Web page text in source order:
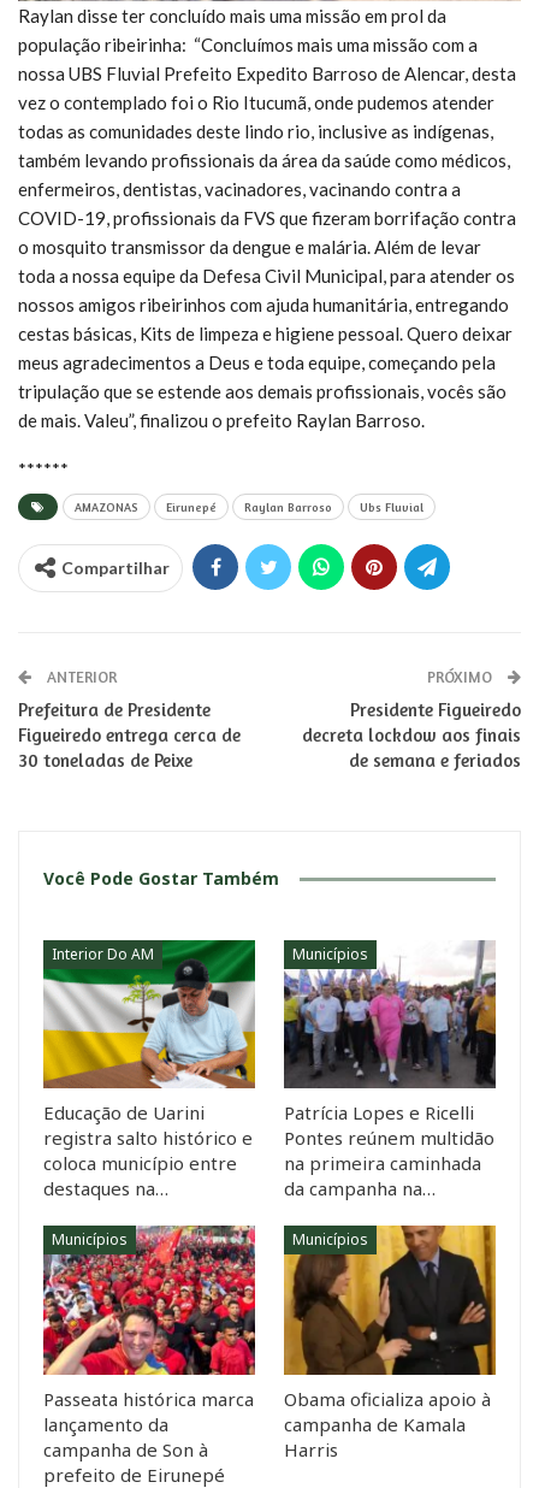
Raylan disse ter concluído mais uma missão em prol da
população ribeirinha: “Concluímos mais uma missão com a
nossa UBS Fluvial Prefeito Expedito Barroso de Alencar, desta
vez o contemplado foi o Rio Itucumã, onde pudemos atender
todas as comunidades deste lindo rio, inclusive as indígenas,
também levando profissionais da área da saúde como médicos,
enfermeiros, dentistas, vacinadores, vacinando contra a
COVID-19, profissionais da FVS que fizeram borrifação contra
o mosquito transmissor da dengue e malária. Além de levar
toda a nossa equipe da Defesa Civil Municipal, para atender os
nossos amigos ribeirinhos com ajuda humanitária, entregando
cestas básicas, Kits de limpeza e higiene pessoal. Quero deixar
meus agradecimentos a Deus e toda equipe, começando pela
tripulação que se estende aos demais profissionais, vocês são
de mais. Valeu”, finalizou o prefeito Raylan Barroso.
******
AMAZONAS Eirunepé Raylan Barroso Ubs Fluvial
Compartilhar
ANTERIOR
Prefeitura de Presidente
Figueiredo entrega cerca de
30 toneladas de Peixe
PRÓXIMO
Presidente Figueiredo
decreta lockdow aos finais
de semana e feriados
Você Pode Gostar Também
Interior Do AM
Educação de Uarini
registra salto histórico e
coloca município entre
destaques na…
Municípios
Patrícia Lopes e Ricelli
Pontes reúnem multidão
na primeira caminhada
da campanha na…
Municípios
Passeata histórica marca
lançamento da
campanha de Son à
prefeito de Eirunepé
Municípios
Obama oficializa apoio à
campanha de Kamala
Harris